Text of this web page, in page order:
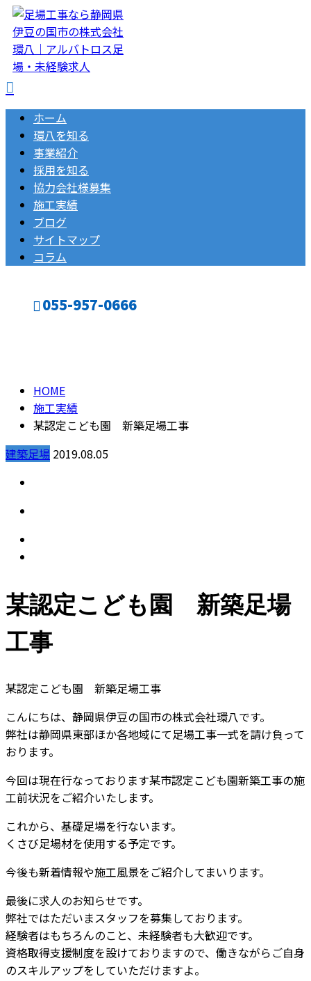
ホーム
環八を知る
事業紹介
採用を知る
協力会社様募集
施工実績
ブログ
サイトマップ
コラム
055-957-0666
HOME
施工実績
某認定こども園 新築足場工事
建築足場 2019.08.05
某認定こども園 新築足場
工事
某認定こども園 新築足場工事
こんにちは、静岡県伊豆の国市の株式会社環八です。
弊社は静岡県東部ほか各地域にて足場工事一式を請け負って
おります。
今回は現在行なっております某市認定こども園新築工事の施
工前状況をご紹介いたします。
これから、基礎足場を行ないます。
くさび足場材を使用する予定です。
今後も新着情報や施工風景をご紹介してまいります。
最後に求人のお知らせです。
弊社ではただいまスタッフを募集しております。
経験者はもちろんのこと、未経験者も大歓迎です。
資格取得支援制度を設けておりますので、働きながらご自身
のスキルアップをしていただけますよ。